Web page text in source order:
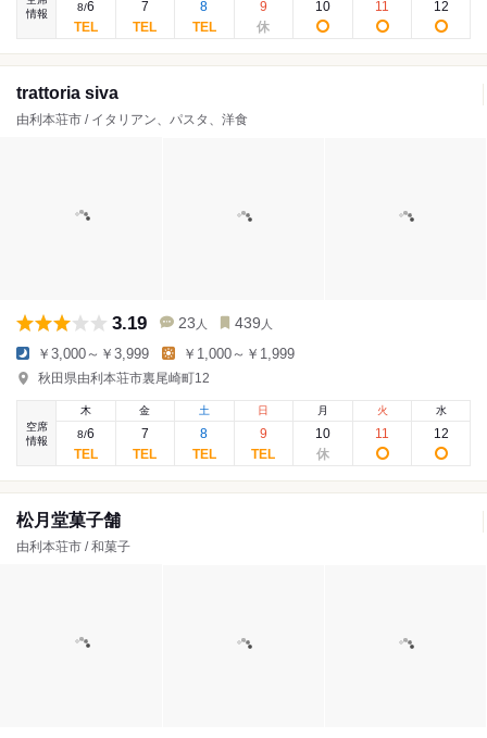
情報
8/6 7 8 9 10 11 12
trattoria siva
由利本荘市 / イタリアン、パスタ、洋食
3.19 23 人 439 人
￥3,000～￥3,999 ￥1,000～￥1,999
秋田県由利本荘市裏尾崎町12
空席
情報
木
8/6
金
7
土
8
日
9
月
10
火
11
水
12
松月堂菓子舗
由利本荘市 / 和菓子